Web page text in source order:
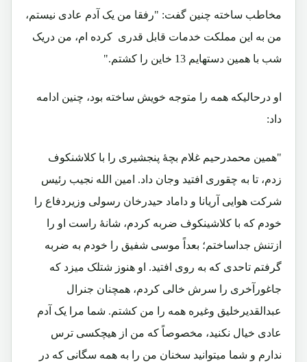
مخاطب ساخته چنین گفت: "رفقا من یک آدم عادی نیستم،
من به این مملکت خدمات قابل قدری کرده ام، من دریک
شب با همین دستهایم 13 خاین را کشتم."
او درحالیکه همه را متوجه خویش ساخته بود، چنین ادامه
داد:
"همین محمدرحیم غلام بچۀ پنجشیری را با کلاشنکوف
زدم، تا به چقوری افتید وجان داد. امین الله نجیب رئیس
شرکت هوایی آریانا و داماد حیدرخان رسولی وزیردفاع را
خودم که با کلاشینکوف ضربه کردم، شانۀ راست او را
ازتنش جداساختم؛ بعداً موسی شفیق را خودم به ضربه
گرفتم تاحدی که به روی افتید. او هنوز شتلک میزد که
جاغورآخری را سرش خالی کردم، همچنان جنرال
عبدالقدیرخلیق وغیره همه را من کشتم. شما مرا یک آدم
عادی خیال نکنید، مخصوصاً که من از هیچکسی ترس
ندارم و شما میتوانید سخنان من را به همه سگانی که در